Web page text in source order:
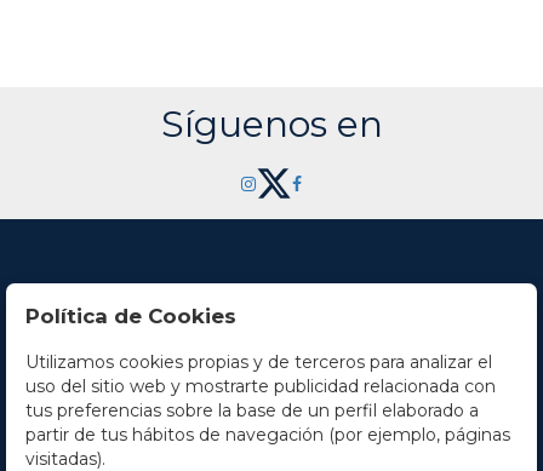
Síguenos en
Contacto
Horario
La empresa
Política de Cookies
Utilizamos cookies propias y de terceros para analizar el
uso del sitio web y mostrarte publicidad relacionada con
tus preferencias sobre la base de un perfil elaborado a
partir de tus hábitos de navegación (por ejemplo, páginas
visitadas).